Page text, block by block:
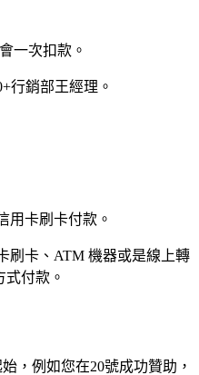
一次扣款。
行銷部王經理。
用卡刷卡付款。
刷卡、ATM 機器或是線上轉
式付款。
，例如您在20號成功贊助，